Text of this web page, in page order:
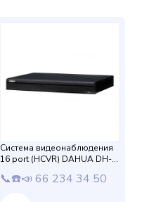
Система видеонаблюдения
16 port (HCVR) DAHUA DH-
📞☎️📣 66 234 34 50